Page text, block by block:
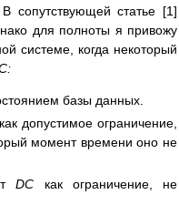
сопутствующей статье [1]
для полноты я привожу
системе, когда некоторый
базы данных.
допустимое ограничение,
момент времени оно не
DC как ограничение, не